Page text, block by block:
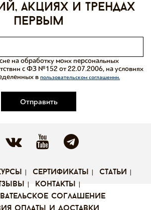
акциях и трендах
первым
Отправить
на обработку моих персональных
с ФЗ №152 от 22.07.2006, на условиях
в пользовательском соглашении.
сертификаты
статьи
контакты
соглашение